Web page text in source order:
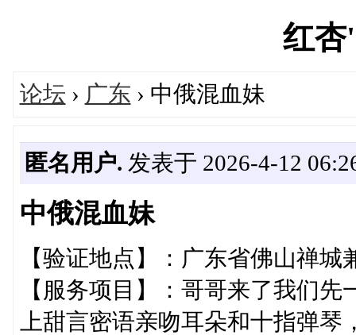
红杏
论坛 › 广东 › 中俄混血妹
匿名用户. 发表于 2026-4-12
中俄混血妹
【验证地点】：广东省佛山禅城
【服务项目】：哥哥来了我们
上甜言密语亲吻耳朵和十指弹